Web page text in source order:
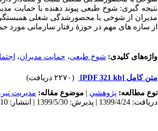
نتیجه گیری: شوخ طبعی پیوند دهنده با حمایت
مدیران از شوخی با محصورشدگی شغلی همبستگی
از سازه های مهم در حوزۀ رفتار سازمانی مورد
واژه‌های کلیدی: شوخ طبعی، حمایت مدیران،
متن کامل [PDF 321 kb]
(۲۲۷۰ دریافت)
نوع مطالعه: پژوهشي | موضوع مقاله: مدیریت
دریافت: 1399/4/24 | پذیرش: 1399/5/30 | انتشار: 1399/9/10